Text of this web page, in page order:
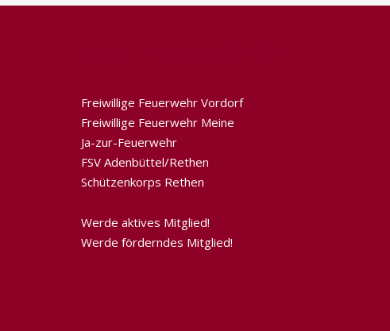
Freiwillige Feuerwehr Vordorf
Freiwillige Feuerwehr Meine
Ja-zur-Feuerwehr
FSV Adenbüttel/Rethen
Schützenkorps Rethen
Werde aktives Mitglied!
Werde förderndes Mitglied!